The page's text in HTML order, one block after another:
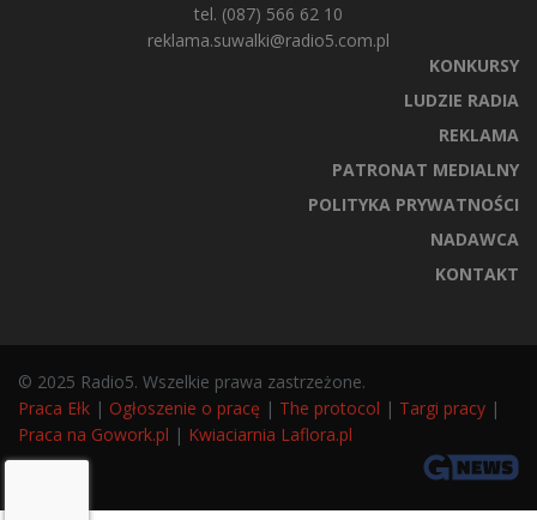
tel. (087) 566 62 10
reklama.suwalki@radio5.com.pl
KONKURSY
LUDZIE RADIA
REKLAMA
PATRONAT MEDIALNY
POLITYKA PRYWATNOŚCI
NADAWCA
KONTAKT
© 2025 Radio5. Wszelkie prawa zastrzeżone.
Praca Ełk | Ogłoszenie o pracę | The protocol | Targi pracy |
Praca na Gowork.pl | Kwiaciarnia Laflora.pl